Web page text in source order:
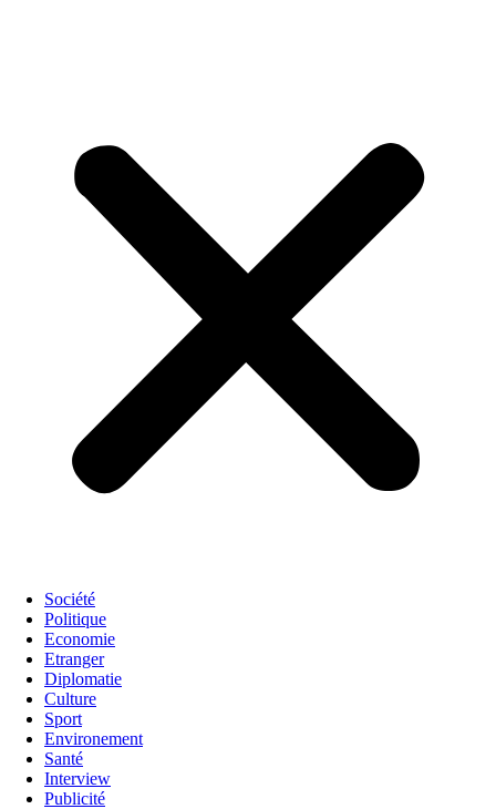
Société
Politique
Economie
Etranger
Diplomatie
Culture
Sport
Environement
Santé
Interview
Publicité